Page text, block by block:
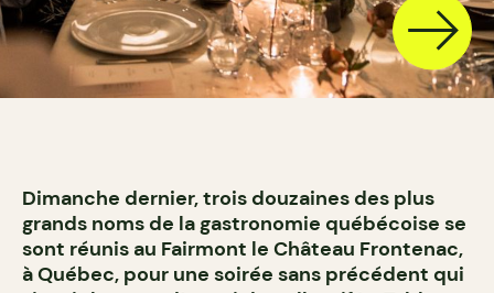
Dimanche dernier, trois douzaines des plus
grands noms de la gastronomie québécoise se
sont réunis au Fairmont le Château Frontenac,
à Québec, pour une soirée sans précédent qui